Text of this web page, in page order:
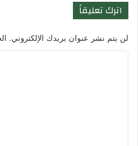
اترك تعليقاً
لن يتم نشر عنوان بريدك الإلكتروني.